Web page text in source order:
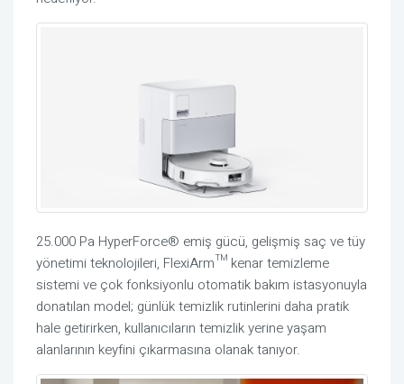
25.000 Pa HyperForce® emiş gücü, gelişmiş saç ve tüy
yönetimi teknolojileri, FlexiArm™ kenar temizleme
sistemi ve çok fonksiyonlu otomatik bakım istasyonuyla
donatılan model; günlük temizlik rutinlerini daha pratik
hale getirirken, kullanıcıların temizlik yerine yaşam
alanlarının keyfini çıkarmasına olanak tanıyor.